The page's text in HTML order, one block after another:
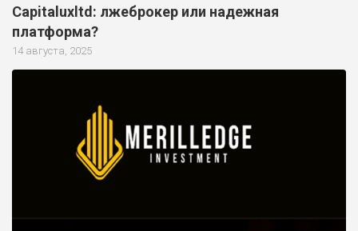
Capitaluxltd: лжеброкер или надежная
платформа?
14 августа, 2025